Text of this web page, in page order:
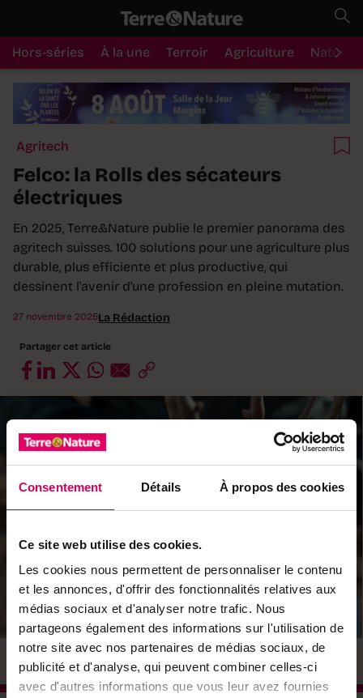
Consentement Détails À propos des cookies
Ce site web utilise des cookies.
Les cookies nous permettent de personnaliser le contenu
et les annonces, d'offrir des fonctionnalités relatives aux
médias sociaux et d'analyser notre trafic. Nous
partageons également des informations sur l'utilisation de
notre site avec nos partenaires de médias sociaux, de
publicité et d'analyse, qui peuvent combiner celles-ci
avec d'autres informations que vous leur avez fournies
Hors-séries À la une Terroir Agriculture Nature
Agritech
Felco: la Rolls des sécateurs
électriques
En 2025, Terre&Nature publie le premier panorama des
agritech suisses. 100 solutions pour une agriculture plus
durable, plus efficiente et plus productive, qui
dessinent l'avenir d'une profession en pleine mutation.
27 novembre 2025La Rédaction
Partager cet article
© DR